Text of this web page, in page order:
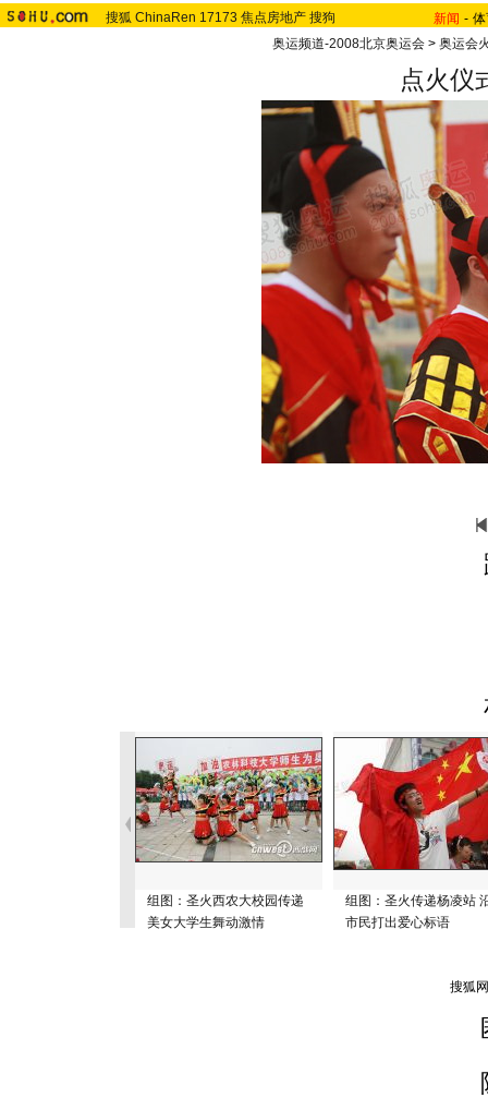
搜狐 ChinaRen 17173 焦点房地产 搜狗 新闻 -
奥运频道-2008北京奥运会 > 奥运会
点火仪
组图：圣火西农大校园传递
美女大学生舞动激情
组图：圣火传递杨凌站
市民打出爱心标语